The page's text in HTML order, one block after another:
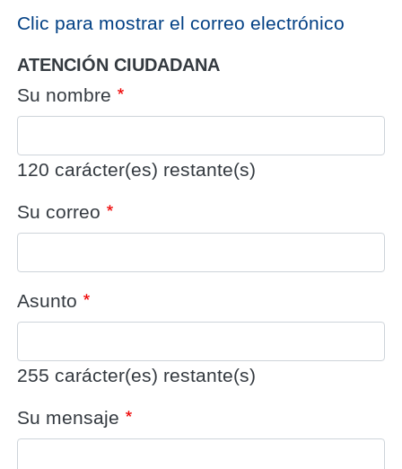
‎Clic para mostrar el correo electrónico
ATENCIÓN CIUDADANA
Su nombre
120 carácter(es) restante(s)
Su correo
Asunto
255 carácter(es) restante(s)
Su mensaje